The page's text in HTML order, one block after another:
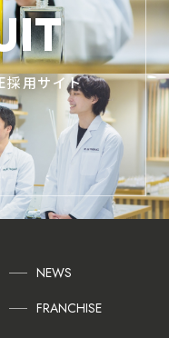
採用サイト
NEWS
FRANCHISE